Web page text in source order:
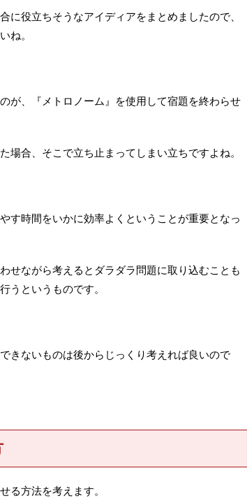
に役立ちそうなアイディアをまとめましたので、
ね。
が、『メトロノーム』を使用して宿題を終わらせ
場合、そこで立ち止まってしまい立ちですよね。
す時間をいかに効率よくということが重要となっ
せながら考えるとダラダラ問題に取り込むことも
うというものです。
きないものは後からじっくり考えれば良いので
る方法を考えます。